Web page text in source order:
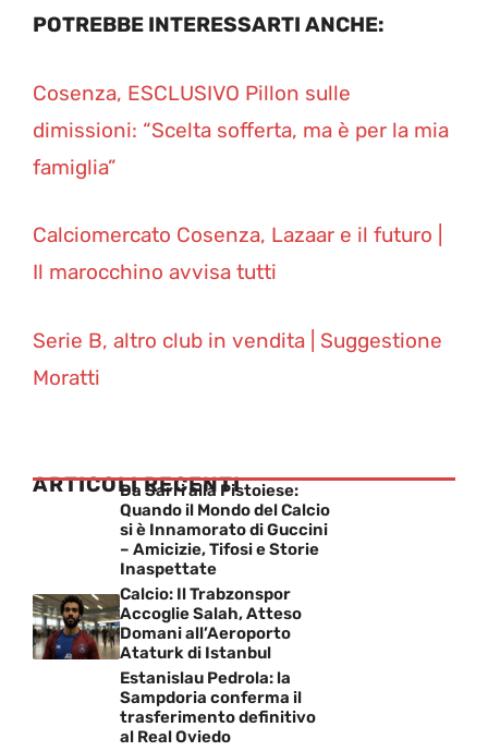
POTREBBE INTERESSARTI ANCHE:
Cosenza, ESCLUSIVO Pillon sulle
dimissioni: “Scelta sofferta, ma è per la mia
famiglia”
Calciomercato Cosenza, Lazaar e il futuro |
Il marocchino avvisa tutti
Serie B, altro club in vendita | Suggestione
Moratti
ARTICOLI RECENTI
Da Sarri alla Pistoiese:
Quando il Mondo del Calcio
si è Innamorato di Guccini
– Amicizie, Tifosi e Storie
Inaspettate
Calcio: Il Trabzonspor
Accoglie Salah, Atteso
Domani all’Aeroporto
Ataturk di Istanbul
Estanislau Pedrola: la
Sampdoria conferma il
trasferimento definitivo
al Real Oviedo